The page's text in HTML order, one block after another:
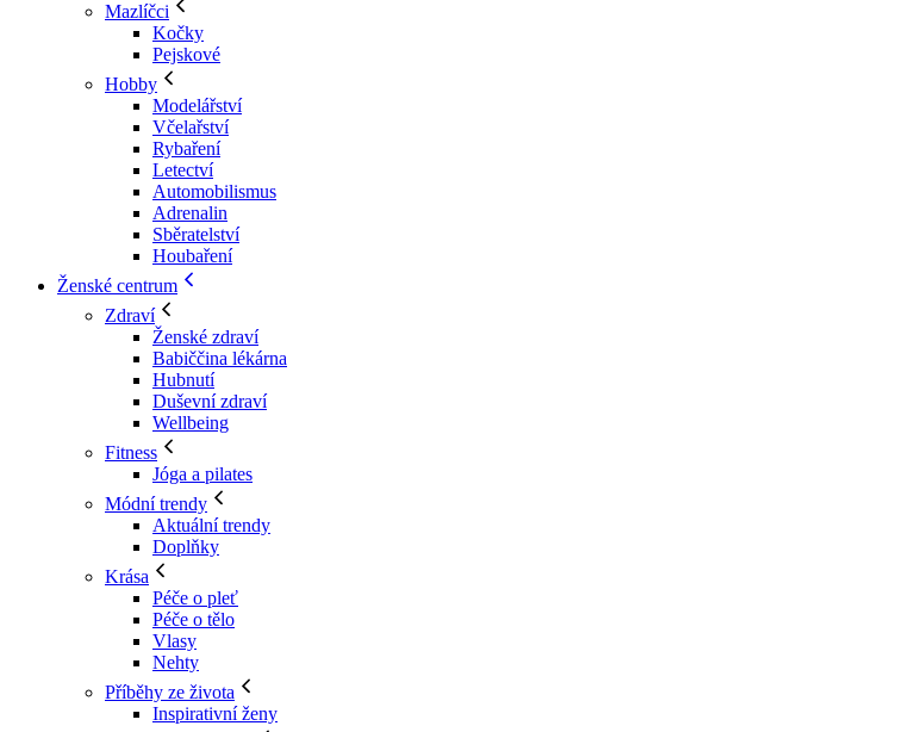
Mazlíčci
Kočky
Pejskové
Hobby
Modelářství
Včelařství
Rybaření
Letectví
Automobilismus
Adrenalin
Sběratelství
Houbaření
Ženské centrum
Zdraví
Ženské zdraví
Babiččina lékárna
Hubnutí
Duševní zdraví
Wellbeing
Fitness
Jóga a pilates
Módní trendy
Aktuální trendy
Doplňky
Krása
Péče o pleť
Péče o tělo
Vlasy
Nehty
Příběhy ze života
Inspirativní ženy